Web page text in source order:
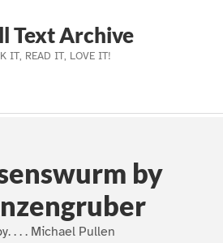
Text Archive
IT, READ IT, LOVE IT!
Twitter)
Us
by
. . . Michael Pullen